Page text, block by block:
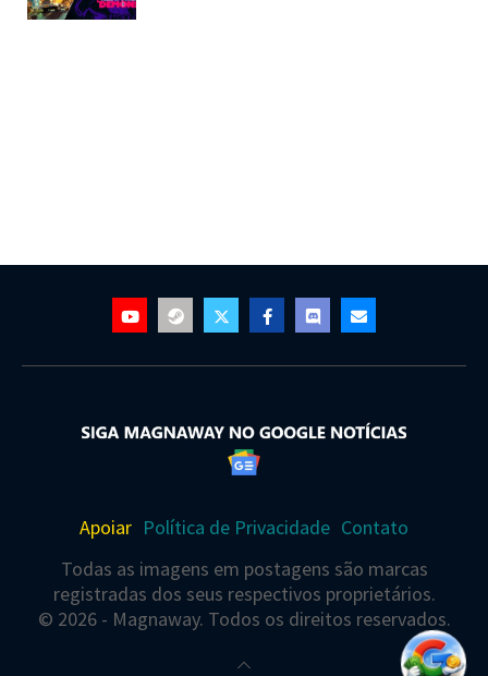
Apoiar Política de Privacidade Contato
Todas as imagens em postagens são marcas
registradas dos seus respectivos proprietários.
© 2026 - Magnaway. Todos os direitos reservados.